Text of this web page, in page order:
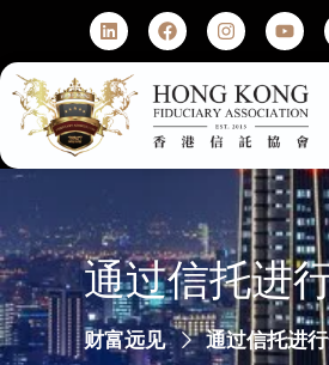
通过信托进
财富远见 通过信托进